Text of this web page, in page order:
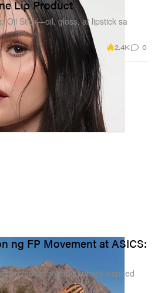
Lip Product
Oil Stick—oil, gloss, at lipstick sa
2.4K 0
ng FP Movement at ASICS:
mo sa bagong sunset-inspired